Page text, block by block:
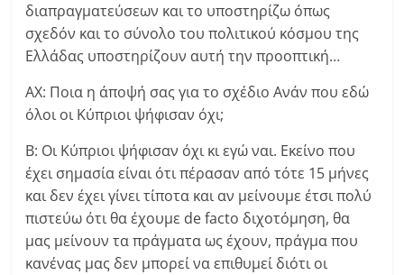
διαπραγματεύσεων και το υποστηρίζω όπως
σχεδόν και το σύνολο του πολιτικού κόσμου της
Ελλάδας υποστηρίζουν αυτή την προοπτική…
ΑΧ: Ποια η άποψή σας για το σχέδιο Ανάν που εδώ
όλοι οι Κύπριοι ψήφισαν όχι;
Β: Οι Κύπριοι ψήφισαν όχι κι εγώ ναι. Εκείνο που
έχει σημασία είναι ότι πέρασαν από τότε 15 μήνες
και δεν έχει γίνει τίποτα και αν μείνουμε έτσι πολύ
πιστεύω ότι θα έχουμε de facto διχοτόμηση, θα
μας μείνουν τα πράγματα ως έχουν, πράγμα που
κανένας μας δεν μπορεί να επιθυμεί διότι οι